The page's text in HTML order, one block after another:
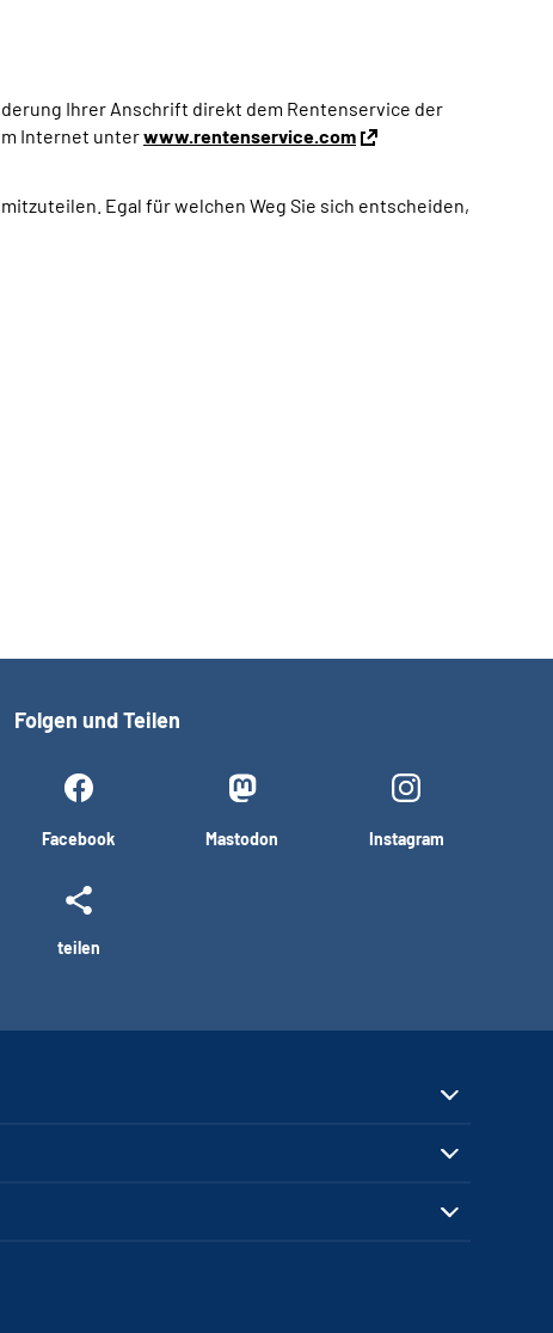
Ihrer Anschrift direkt dem Rentenservice der
Internet unterwww.rentenservice.com
mitzuteilen. Egal für welchen Weg Sie sich entscheiden,
Folgen und Teilen
Facebook Mastodon Instagram
teilen